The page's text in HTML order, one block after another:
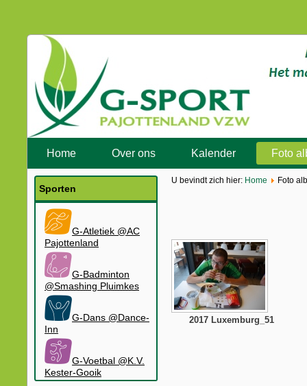
Home Over ons Kalender Foto
Sporten
G-Atletiek @AC
Pajottenland
G-Badminton
@Smashing Pluimkes
G-Dans @Dance-
Inn
G-Voetbal @K.V.
Kester-Gooik
U bevindt zich hier: Home Foto
2017 Luxemburg_51